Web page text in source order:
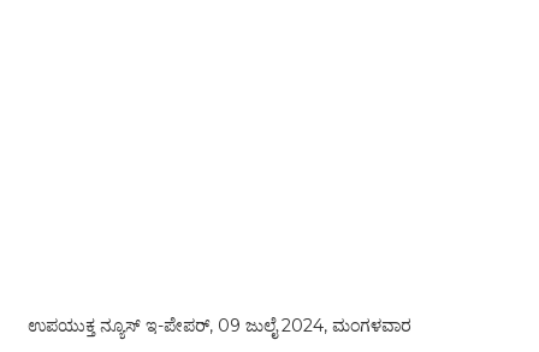
ಉಪಯುಕ್ತ ನ್ಯೂಸ್ ಇ-ಪೇಪರ್, 09 ಜುಲೈ 2024, ಮಂಗಳವಾರ